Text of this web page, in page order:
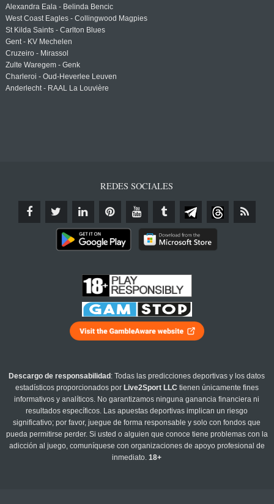
Alexandra Eala - Belinda Bencic
West Coast Eagles - Collingwood Magpies
St Kilda Saints - Carlton Blues
Gent - KV Mechelen
Cruzeiro - Mirassol
Zulte Waregem - Genk
Charleroi - Oud-Heverlee Leuven
Anderlecht - RAAL La Louvière
REDES SOCIALES
Descargo de responsabilidad : Todas las predicciones deportivas y los datos
estadísticos proporcionados por Live2Sport LLC tienen únicamente fines
informativos y analíticos. No garantizamos ninguna ganancia financiera ni
resultados específicos. Las apuestas deportivas implican un riesgo
significativo; por favor, juegue de forma responsable y solo con fondos que
pueda permitirse perder. Si usted o alguien que conoce tiene problemas con la
adicción al juego, comuníquese con organizaciones de apoyo profesional de
inmediato.18+